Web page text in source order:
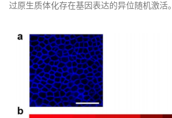
过原生质体化存在基因表达的异位随机激活。